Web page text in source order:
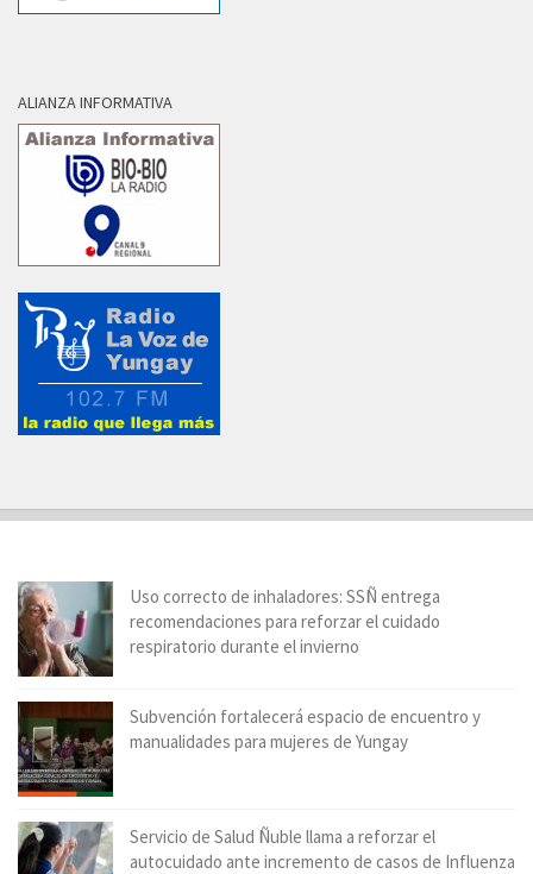
ALIANZA INFORMATIVA
Uso correcto de inhaladores: SSÑ entrega
recomendaciones para reforzar el cuidado
respiratorio durante el invierno
Subvención fortalecerá espacio de encuentro y
manualidades para mujeres de Yungay
Servicio de Salud Ñuble llama a reforzar el
autocuidado ante incremento de casos de Influenza